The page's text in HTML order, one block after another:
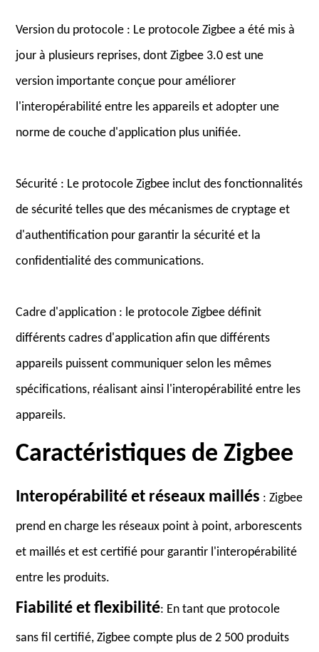
Version du protocole : Le protocole Zigbee a été mis à
jour à plusieurs reprises, dont Zigbee 3.0 est une
version importante conçue pour améliorer
l'interopérabilité entre les appareils et adopter une
norme de couche d'application plus unifiée.
Sécurité : Le protocole Zigbee inclut des fonctionnalités
de sécurité telles que des mécanismes de cryptage et
d'authentification pour garantir la sécurité et la
confidentialité des communications.
Cadre d'application : le protocole Zigbee définit
différents cadres d'application afin que différents
appareils puissent communiquer selon les mêmes
spécifications, réalisant ainsi l'interopérabilité entre les
appareils.
Caractéristiques de Zigbee
Interopérabilité et réseaux maillés : Zigbee
prend en charge les réseaux point à point, arborescents
et maillés et est certifié pour garantir l'interopérabilité
entre les produits.
Fiabilité et flexibilité: En tant que protocole
sans fil certifié, Zigbee compte plus de 2 500 produits